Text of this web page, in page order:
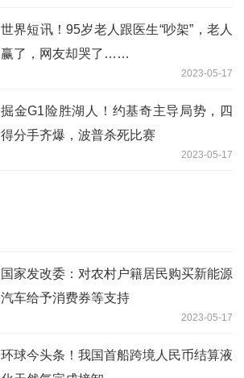
世界短讯！95岁老人跟医生“吵架”，老人
赢了，网友却哭了……
2023-05-17
掘金G1险胜湖人！约基奇主导局势，四
得分手齐爆，波普杀死比赛
2023-05-17
国家发改委：对农村户籍居民购买新能源
汽车给予消费券等支持
2023-05-17
环球今头条！我国首船跨境人民币结算液